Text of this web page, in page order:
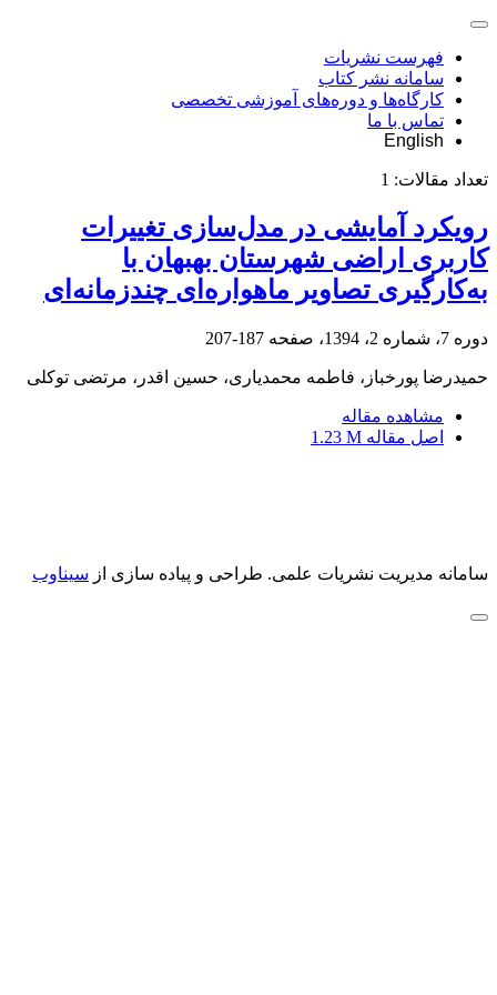
فهرست نشریات
سامانه نشر کتاب
کارگاه‌ها و دوره‌های آموزشی تخصصی
تماس با ما
English
تعداد مقالات: 1
رویکرد آمایشی در مدل‌سازی تغییرات
کاربری اراضی شهرستان بهبهان با
به‌کارگیری تصاویر ماهواره‌ای چندزمانه‌ای
دوره 7، شماره 2، 1394، صفحه 187-207
حمیدرضا پورخباز، فاطمه محمدیاری، حسین اقدر، مرتضی توکلی
مشاهده مقاله
اصل مقاله 1.23 M
سامانه مدیریت نشریات علمی. طراحی و پیاده سازی از سیناوب